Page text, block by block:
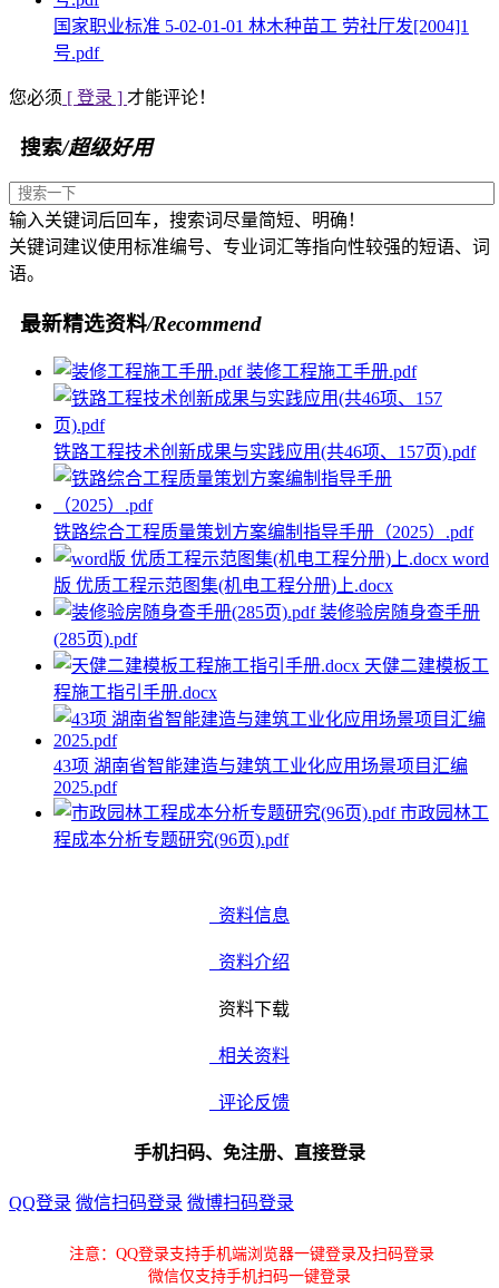
国家职业标准 5-02-01-01 林木种苗工 劳社厅发[2004]1
号.pdf
您必须 [ 登录 ] 才能评论！
搜索/超级好用
输入关键词后回车，搜索词尽量简短、明确！
关键词建议使用标准编号、专业词汇等指向性较强的短语、词
语。
最新精选资料/Recommend
装修工程施工手册.pdf
铁路工程技术创新成果与实践应用(共46项、157页).pdf
铁路综合工程质量策划方案编制指导手册（2025）.pdf
word
版 优质工程示范图集(机电工程分册)上.docx
装修验房随身查手册
(285页).pdf
天健二建模板工
程施工指引手册.docx
43项 湖南省智能建造与建筑工业化应用场景项目汇编
2025.pdf
市政园林工
程成本分析专题研究(96页).pdf
资料信息
资料介绍
资料下载
相关资料
评论反馈
手机扫码、免注册、直接登录
QQ登录 微信扫码登录 微博扫码登录
注意：QQ登录支持手机端浏览器一键登录及扫码登录
微信仅支持手机扫码一键登录